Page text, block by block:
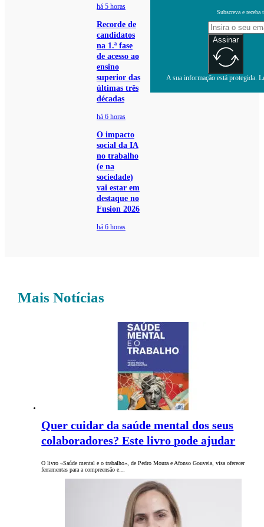
há 5 horas
Recorde de
candidatos
na 1.ª fase
de acesso ao
ensino
superior das
últimas três
décadas
há 6 horas
O impacto
social da IA
no trabalho
(e na
sociedade)
vai estar em
destaque no
Fusion 2026
há 6 horas
Subscreva e receba
Assinar
A sua informação está protegida.
Mais Notícias
Quer cuidar da saúde mental dos seus
colaboradores? Este livro pode ajudar
O livro «Saúde mental e o trabalho», de Pedro Moura e Afonso Gouveia, visa oferecer
ferramentas para a compreensão e…